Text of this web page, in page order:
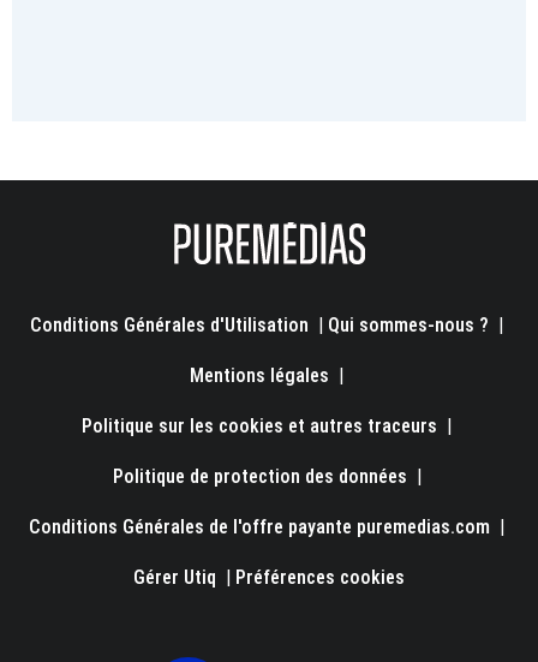
Conditions Générales d'Utilisation | Qui sommes-nous ? |
Mentions légales |
Politique sur les cookies et autres traceurs |
Politique de protection des données |
Conditions Générales de l'offre payante puremedias.com |
Gérer Utiq | Préférences cookies